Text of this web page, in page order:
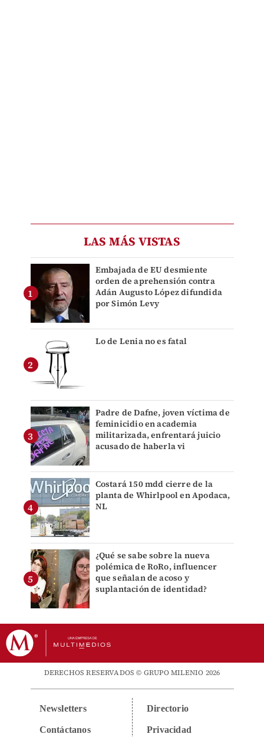
LAS MÁS VISTAS
Embajada de EU desmiente
orden de aprehensión contra
Adán Augusto López difundida
por Simón Levy
Lo de Lenia no es fatal
Padre de Dafne, joven víctima de
feminicidio en academia
militarizada, enfrentará juicio
acusado de haberla vi
Costará 150 mdd cierre de la
planta de Whirlpool en Apodaca,
NL
¿Qué se sabe sobre la nueva
polémica de RoRo, influencer
que señalan de acoso y
suplantación de identidad?
DERECHOS RESERVADOS © GRUPO MILENIO 2026
Newsletters
Contáctanos
Directorio
Privacidad